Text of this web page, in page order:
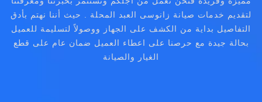
لتقديم خدمات صيانة زانوسى العبد المحلة . حيث أننا نهتم بأدق
التفاصيل بداية من الكشف على الجهاز ووصولاً لتسليمة للعميل
بحالة جيدة مع حرصنا على اعطاء العميل ضمان عام على قطع
الغيار والصيانة